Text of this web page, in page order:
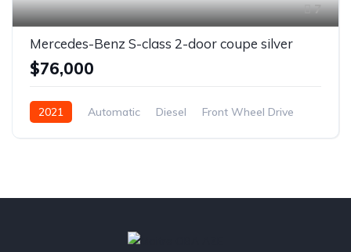
7
Mercedes-Benz S-class 2-door coupe silver
$76,000
2021 Automatic Diesel Front Wheel Drive